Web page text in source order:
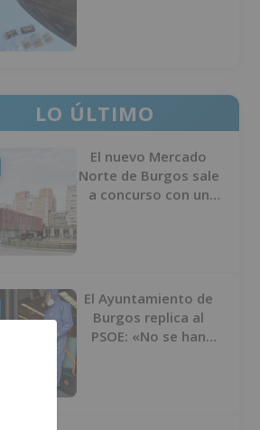
LO ÚLTIMO
El nuevo Mercado
Norte de Burgos sale
a concurso con un
El Ayuntamiento de
Burgos replica al
PSOE: «No se han